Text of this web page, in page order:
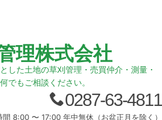
理株式会社
した土地の草刈管理・売買仲介・測量・
でもご相談ください。
0287-63-4811
間 8:00 〜 17:00 年中無休（お盆正月を除く）